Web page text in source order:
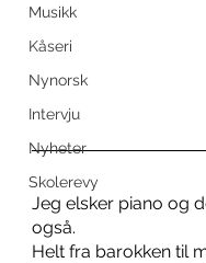
Musikk
Kåseri
Nynorsk
Intervju
Nyheter
Skolerevy
Jeg elsker piano og
også.
Helt fra barokken til